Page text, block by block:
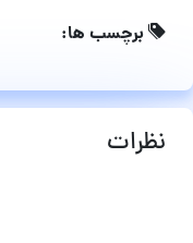
برچسب ها:
نظرات